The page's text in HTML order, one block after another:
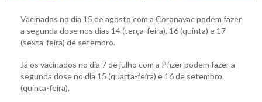
Vacinados no dia 15 de agosto com a Coronavac podem fazer
a segunda dose nos dias 14 (terça-feira), 16 (quinta) e 17
(sexta-feira) de setembro.
Já os vacinados no dia 7 de julho com a Pfizer podem fazer a
segunda dose no dia 15 (quarta-feira) e 16 de setembro
(quinta-feira).